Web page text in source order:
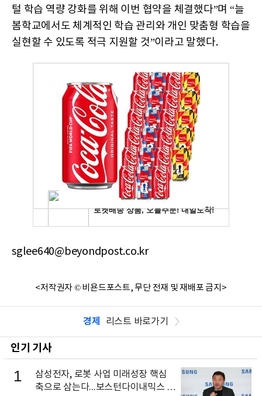
털 학습 역량 강화를 위해 이번 협약을 체결했다”며 “늘
봄학교에서도 체계적인 학습 관리와 개인 맞춤형 학습을
실현할 수 있도록 적극 지원할 것”이라고 말했다.
sglee640@beyondpost.co.kr
<저작권자 © 비욘드포스트, 무단 전재 및 재배포 금지>
경제 리스트 바로가기
인기 기사
1
삼성전자, 로봇 사업 미래성장 핵심
축으로 삼는다...보스턴다이내믹스 출